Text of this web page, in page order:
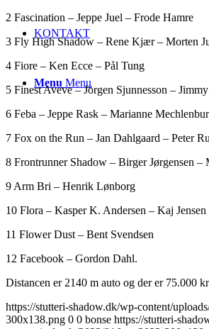
KONTAKT
Menu Menu
2 Fascination – Jeppe Juel – Frode Hamre
3 Fly High Shadow – Rene Kjær – Morten
4 Fiore – Ken Ecce – Pål Tung
5 Finest Aveve – Jörgen Sjunnesson –
6 Feba – Jeppe Rask – Marianne
7 Fox on the Run – Jan Dahlgaard – Peter
8 Frontrunner Shadow – Birger Jørgensen –
9 Arm Bri – Henrik Lønborg
10 Flora – Kasper K. Andersen – Kaj Jensen
11 Flower Dust – Bent Svendsen
12 Facebook – Gordon Dahl.
Distancen er 2140 m auto og der er 75.000
https://stutteri-shadow.dk/wp-content/
300x138.png 0 0 bonse https://stutteri-